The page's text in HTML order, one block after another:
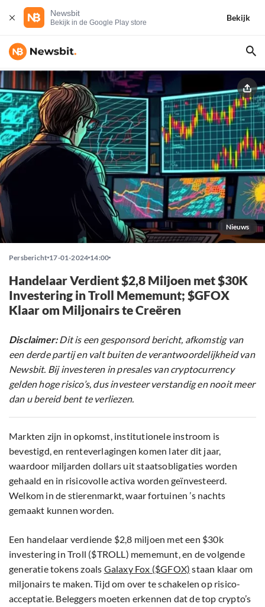
Newsbit
Bekijk in de Google Play store
Bekijk
Nieuws
Persbericht 17-01-2024 14:00
Handelaar Verdient $2,8 Miljoen met $30K
Investering in Troll Mememunt; $GFOX
Klaar om Miljonairs te Creëren
Disclaimer:Dit is een gesponsord bericht, afkomstig van
een derde partij en valt buiten de verantwoordelijkheid van
Newsbit. Bij investeren in presales van cryptocurrency
gelden hoge risico’s, dus investeer verstandig en nooit meer
dan u bereid bent te verliezen.
Markten zijn in opkomst, institutionele instroom is
bevestigd, en renteverlagingen komen later dit jaar,
waardoor miljarden dollars uit staatsobligaties worden
gehaald en in risicovolle activa worden geïnvesteerd.
Welkom in de stierenmarkt, waar fortuinen ’s nachts
gemaakt kunnen worden.
Een handelaar verdiende $2,8 miljoen met een $30k
investering in Troll ($TROLL) mememunt, en de volgende
generatie tokens zoals Galaxy Fox ($GFOX) staan klaar om
miljonairs te maken. Tijd om over te schakelen op risico-
acceptatie. Beleggers moeten erkennen dat de top crypto’s